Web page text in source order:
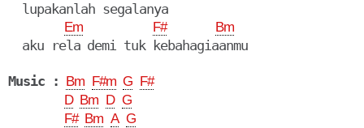
  lupakanlah segalanya
Em F# Bm
  aku rela demi tuk kebahagiaanmu
Music : Bm F#m G F#
D Bm D G
F# Bm A G